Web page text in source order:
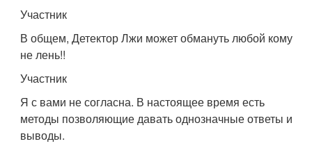
Участник
В общем, Детектор Лжи может обмануть любой кому
не лень!!
Участник
Я с вами не согласна. В настоящее время есть
методы позволяющие давать однозначные ответы и
выводы.